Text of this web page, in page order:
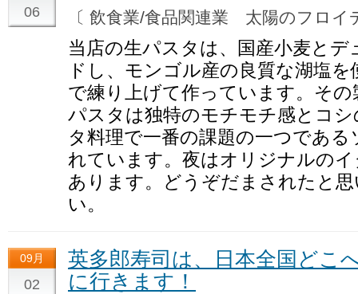
06 〔 飲食業/食品関連業 太陽のフロ
当店の生パスタは、国産小麦と
ドし、モンゴル産の良質な湖塩
で練り上げて作っています。そ
パスタは独特のモチモチ感とコ
タ料理で一番の課題の一つであ
れています。夜はオリジナルの
あります。どうぞだまされたと
い。
09月
02
英多郎寿司は、日本全国どこ
に行きます！